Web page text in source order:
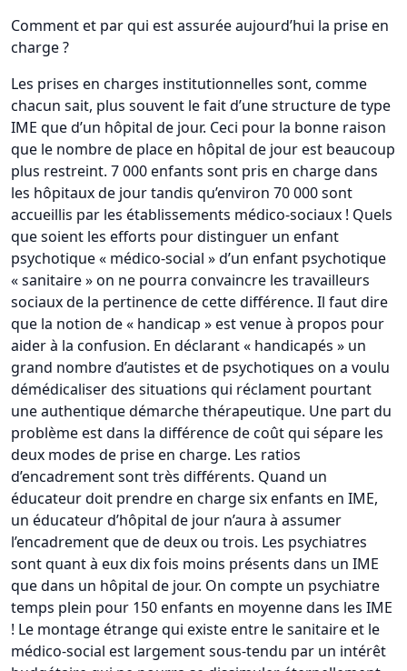
Comment et par qui est assurée aujourd’hui la prise en
charge ?
Les prises en charges institutionnelles sont, comme
chacun sait, plus souvent le fait d’une structure de type
IME que d’un hôpital de jour. Ceci pour la bonne raison
que le nombre de place en hôpital de jour est beaucoup
plus restreint. 7 000 enfants sont pris en charge dans
les hôpitaux de jour tandis qu’environ 70 000 sont
accueillis par les établissements médico-sociaux ! Quels
que soient les efforts pour distinguer un enfant
psychotique « médico-social » d’un enfant psychotique
« sanitaire » on ne pourra convaincre les travailleurs
sociaux de la pertinence de cette différence. Il faut dire
que la notion de « handicap » est venue à propos pour
aider à la confusion. En déclarant « handicapés » un
grand nombre d’autistes et de psychotiques on a voulu
démédicaliser des situations qui réclament pourtant
une authentique démarche thérapeutique. Une part du
problème est dans la différence de coût qui sépare les
deux modes de prise en charge. Les ratios
d’encadrement sont très différents. Quand un
éducateur doit prendre en charge six enfants en IME,
un éducateur d’hôpital de jour n’aura à assumer
l’encadrement que de deux ou trois. Les psychiatres
sont quant à eux dix fois moins présents dans un IME
que dans un hôpital de jour. On compte un psychiatre
temps plein pour 150 enfants en moyenne dans les IME
! Le montage étrange qui existe entre le sanitaire et le
médico-social est largement sous-tendu par un intérêt